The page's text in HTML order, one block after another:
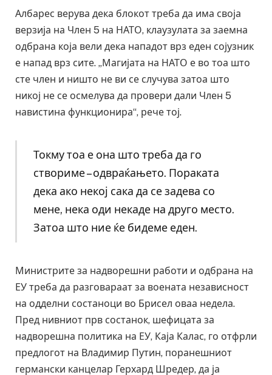
Албарес верува дека блокот треба да има своја
верзија на Член 5 на НАТО, клаузулата за заемна
одбрана која вели дека нападот врз еден сојузник
е напад врз сите. „Магијата на НАТО е во тоа што
сте член и ништо не ви се случува затоа што
никој не се осмелува да провери дали Член 5
навистина функционира“, рече тој.
Токму тоа е она што треба да го
створиме – одвраќањето. Пораката
дека ако некој сака да се задева со
мене, нека оди некаде на друго место.
Затоа што ние ќе бидеме еден.
Министрите за надворешни работи и одбрана на
ЕУ треба да разговараат за воената независност
на одделни состаноци во Брисел оваа недела.
Пред нивниот прв состанок, шефицата за
надворешна политика на ЕУ, Каја Калас, го отфрли
предлогот на Владимир Путин, поранешниот
германски канцелар Герхард Шредер, да ја